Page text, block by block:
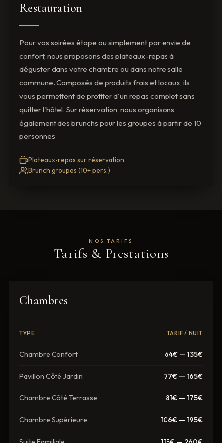
Restauration
Pour vos soirées étape ou simplement par envie de
confort, nous proposons des plateaux-repas à
déguster dans votre chambre ou dans notre salle
commune. Composés de produits frais et locaux, ils
vous permettent de profiter d'un repas complet sans
quitter l'hôtel. Sur réservation, nous organisons
également des brunchs pour les groupes à partir de 10
personnes.
Plateaux-repas sur réservation
Brunch groupes (10+ pers.)
NOS TARIFS
Tarifs & Prestations
Chambres
TYPE TARIF / NUIT
Chambre Confort 64€ — 135€
Pavillon Côté Jardin 77€ — 165€
Chambre Côté Terrasse 81€ — 175€
Chambre Supérieure 106€ — 195€